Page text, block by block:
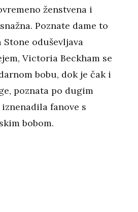
ženstvena i
Poznate dame to
Stone oduševljava
Victoria Beckham se
bobu, dok je čak i
poznata po dugim
fanove s
bobom.